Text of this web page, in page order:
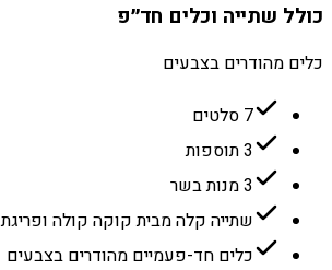
כולל שתייה וכלים חד״פ
כלים מהודרים בצבעים
7 סלטים
3 תוספות
3 מנות בשר
שתייה קלה מבית קוקה קולה ופריגת
כלים חד-פעמיים מהודרים בצבעים